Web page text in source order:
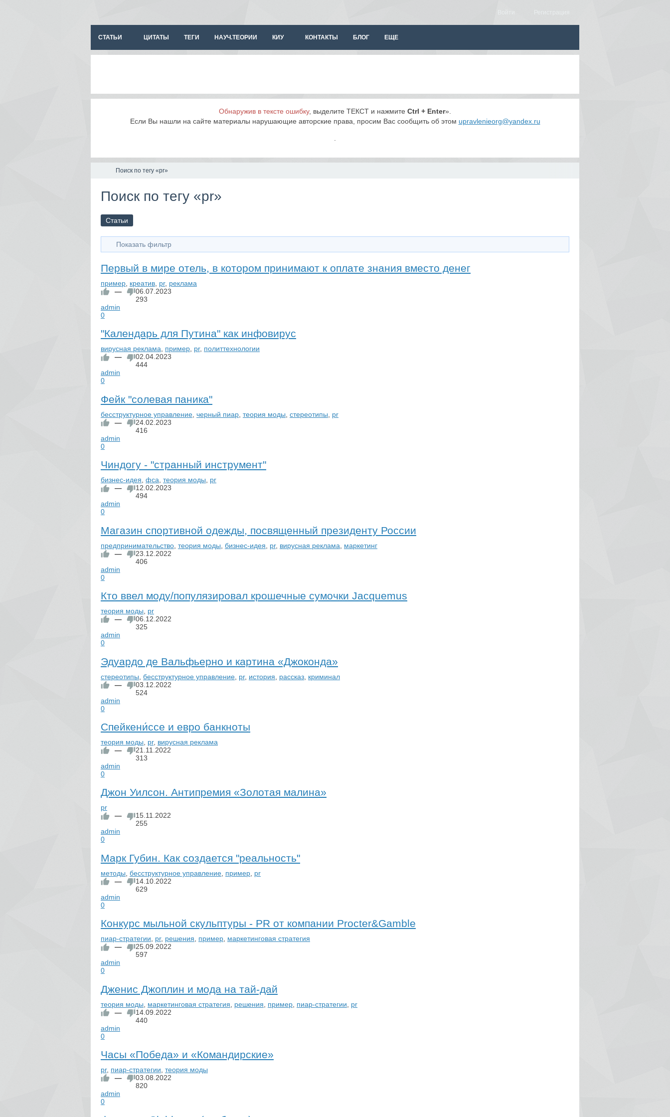
СТАТЬИ ЦИТАТЫ ТЕГИ НАУЧ.ТЕОРИИ КИУ КОНТАКТЫ БЛОГ ЕЩЕ
Обнаружив в тексте ошибку, выделите ТЕКСТ и нажмите Ctrl + Enter».
Если Вы нашли на сайте материалы нарушающие авторские права, просим Вас сообщить об этом upravlenieorg@yandex.ru
Поиск по тегу «pr»
Поиск по тегу «pr»
Статьи
Показать фильтр
Первый в мире отель, в котором принимают к оплате знания вместо денег
пример креатив pr, реклама
—
06.07.2023
293
admin
0
"Календарь для Путина" как инфовирус
вирусная реклама, пример, pr, политтехнологии
—
02.04.2023
444
admin
0
Фейк "солевая паника"
бесструктурное управление черный пиар теория моды стереотипы
pr
—
24.02.2023
416
admin
0
Чиндогу - "странный инструмент"
бизнес-идея, фса, теория моды, pr
—
12.02.2023
494
admin
0
Магазин спортивной одежды, посвященный президенту России
предпринимательство теория моды бизнес-идея pr, вирусная реклама
маркетинг
—
23.12.2022
406
admin
0
Кто ввел моду/популязировал крошечные сумочки Jacquemus
теория моды
pr
—
06.12.2022
325
admin
0
Эдуардо де Вальфьерно и картина «Джоконда»
стереотипы бесструктурное управление pr, история рассказ криминал
—
03.12.2022
524
admin
0
Спейкени́ссе и евро банкноты
теория моды pr, вирусная реклама
—
21.11.2022
313
admin
0
Джон Уилсон. Антипремия «Золотая малина»
pr
—
15.11.2022
255
admin
0
Марк Губин. Как создается "реальность"
методы бесструктурное управление пример pr
—
14.10.2022
629
admin
0
Конкурс мыльной скульптуры - PR от компании Procter&Gamble
пиар-стратегии, pr, решения, пример, маркетинговая стратегия
—
25.09.2022
597
admin
0
Дженис Джоплин и мода на тай-дай
теория моды маркетинговая стратегия решения пример пиар-стратегии
pr
—
14.09.2022
440
admin
0
Часы «Победа» и «Командирские»
pr, пиар-стратегии теория моды
—
03.08.2022
820
admin
0